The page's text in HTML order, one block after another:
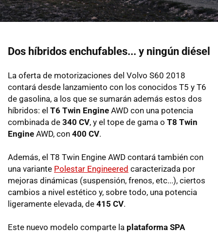
Dos híbridos enchufables... y ningún diésel
La oferta de motorizaciones del Volvo S60 2018
contará desde lanzamiento con los conocidos T5 y T6
de gasolina, a los que se sumarán además estos dos
híbridos: el T6 Twin Engine AWD con una potencia
combinada de 340 CV, y el tope de gama o T8 Twin
Engine AWD, con 400 CV.
Además, el T8 Twin Engine AWD contará también con
una variante Polestar Engineered caracterizada por
mejoras dinámicas (suspensión, frenos, etc...), ciertos
cambios a nivel estético y, sobre todo, una potencia
ligeramente elevada, de 415 CV.
Este nuevo modelo comparte la plataforma SPA